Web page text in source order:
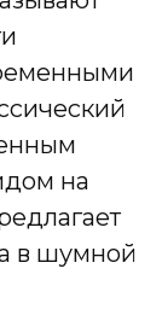
на
в шумной